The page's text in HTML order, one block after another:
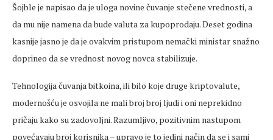
Šojble je napisao da je uloga novine čuvanje stečene vrednosti, a
da mu nije namena da bude valuta za kupoprodaju. Deset godina
kasnije jasno je da je ovakvim pristupom nemački ministar snažno
doprineo da se vrednost novog novca stabilizuje.
Tehnologija čuvanja bitkoina, ili bilo koje druge kriptovalute,
modernošću je osvojila ne mali broj broj ljudi i oni neprekidno
pričaju kako su zadovoljni. Razumljivo, pozitivnim nastupom
povećavaju broj korisnika – upravo je to jedini način da se i sami